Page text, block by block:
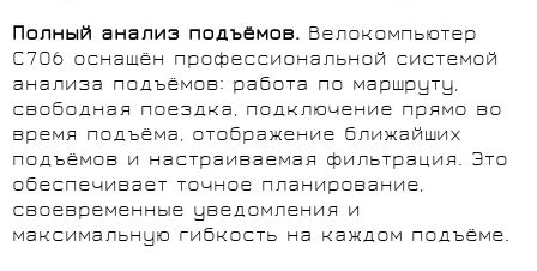
Полный анализ подъёмов. Велокомпьютер
C706 оснащён профессиональной системой
анализа подъёмов: работа по маршруту,
свободная поездка, подключение прямо во
время подъёма, отображение ближайших
подъёмов и настраиваемая фильтрация. Это
обеспечивает точное планирование,
своевременные уведомления и
максимальную гибкость на каждом подъёме.